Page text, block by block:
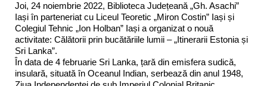
Joi, 24 noiembrie 2022, Biblioteca Județeană „Gh. Asachi”
Iași în parteneriat cu Liceul Teoretic „Miron Costin” Iași și
Colegiul Tehnic „Ion Holban” Iași a organizat o nouă
activitate: Călătorii prin bucătăriile lumii – „Itinerarii Estonia și
Sri Lanka”.
În data de 4 februarie Sri Lanka, țară din emisfera sudică,
insulară, situată în Oceanul Indian, serbează din anul 1948,